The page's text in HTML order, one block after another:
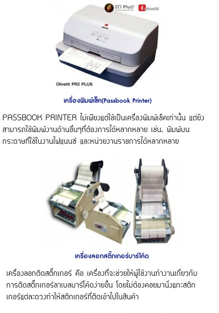
เครื่องพิมพ์เช็ค(Passbook Printer)
PASSBOOK PRINTER ไม่เพียงแต่ใช้เป็นเครื่องพิมพ์เช็คเท่านั้น แต่ยัง
สามารถใช้พิมพ์งานด้านอื่นๆที่ต้องการได้หลากหลาย เช่น. พิมพ์บน
กระดาษที่ใช้ในงานไฟแนนซ์ และหน่วยงานราชการได้หลากหลาย
เครื่องลอกสติ๊กเกอร์บาร์โค้ด
เครื่องลอกติดสติ๊กเกอร์ คือ เครื่องที่จะช่วยให้ผู้ใช้งานทำงานเกี่ยวกับ
การติดสติ๊กเกอร์ลาเบลบาร์โค้ดง่ายขึ้น โดยไม่ต้องคอยมานั่งแกะสติก
เกอร์แต่ละดวงทำให้สติกเกอร์ที่ติดเข้าไปในสินค้า